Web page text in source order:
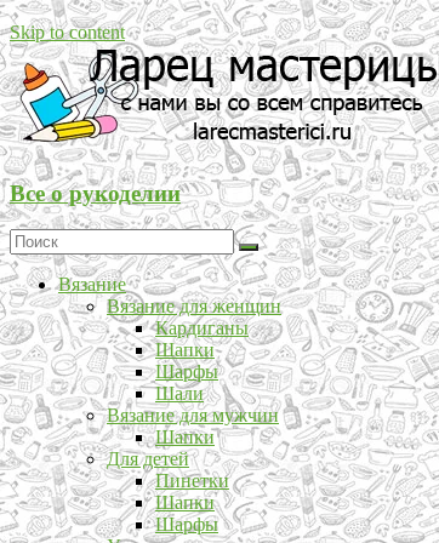
Skip to content
Все о рукоделии
Вязание
Вязание для женщин
Кардиганы
Шапки
Шарфы
Шали
Вязание для мужчин
Шапки
Для детей
Пинетки
Шапки
Шарфы